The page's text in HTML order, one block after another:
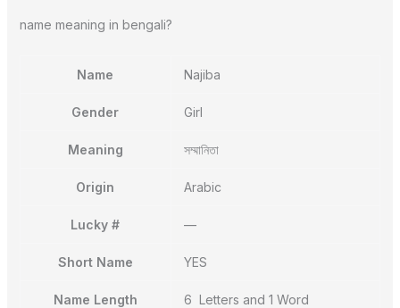
name meaning in bengali?
Name Najiba
Gender Girl
Meaning সম্মানিতা
Origin Arabic
Lucky # —
Short Name YES
Name Length 6 Letters and 1 Word